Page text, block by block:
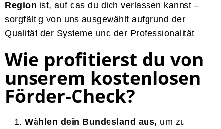
Region ist, auf das du dich verlassen kannst –
sorgfältig von uns ausgewählt aufgrund der
Qualität der Systeme und der Professionalität
Wie profitierst du von
unserem kostenlosen
Förder-Check?
Wählen dein Bundesland aus, um zu